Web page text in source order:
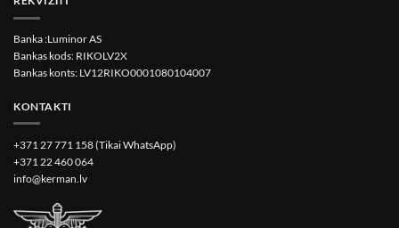
Banka :Luminor AS
Bankas kods: RIKOLV2X
Bankas konts: LV12RIKO0001080104007
KONTAKTI
+371 27 771 158 (Tikai WhatsApp)
+371 22 460 064
info@kerman.lv